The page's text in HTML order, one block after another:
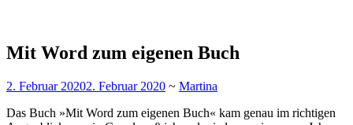
Mit Word zum eigenen Buch
2. Februar 20202. Februar 2020 ~ Martina
Das Buch »Mit Word zum eigenen Buch« kam genau im richtigen